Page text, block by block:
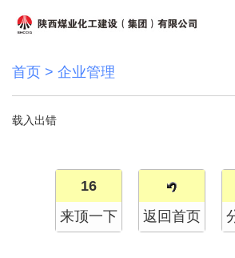
首页 > 企业管理
载入出错
16
来顶一下
返回首页